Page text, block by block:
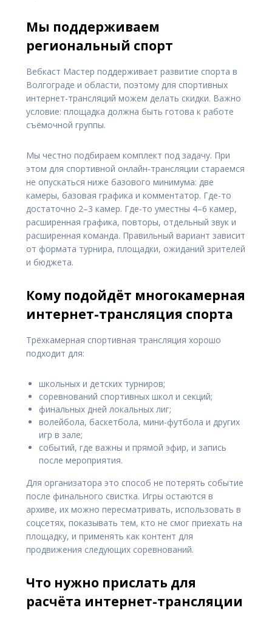
Мы поддерживаем
региональный спорт
Вебкаст Мастер поддерживает развитие спорта в
Волгограде и области, поэтому для спортивных
интернет-трансляций можем делать скидки. Важно
условие: площадка должна быть готова к работе
съёмочной группы.
Мы честно подбираем комплект под задачу. При
этом для спортивной онлайн-трансляции стараемся
не опускаться ниже базового минимума: две
камеры, базовая графика и комментатор. Где-то
достаточно 2–3 камер. Где-то уместны 4–6 камер,
расширенная графика, повторы, отдельный звук и
расширенная команда. Правильный вариант зависит
от формата турнира, площадки, ожиданий зрителей
и бюджета.
Кому подойдёт многокамерная
интернет-трансляция спорта
Трёхкамерная спортивная трансляция хорошо
подходит для:
школьных и детских турниров;
соревнований спортивных школ и секций;
финальных дней локальных лиг;
волейбола, баскетбола, мини-футбола и других
игр в зале;
событий, где важны и прямой эфир, и запись
после мероприятия.
Для организатора это способ не потерять событие
после финального свистка. Игры остаются в
архиве, их можно пересматривать, использовать в
соцсетях, показывать тем, кто не смог приехать на
площадку, и применять как контент для
продвижения следующих соревнований.
Что нужно прислать для
расчёта интернет-трансляции